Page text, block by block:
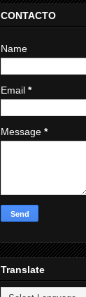
CONTACTO
Name
Email *
Message *
Translate